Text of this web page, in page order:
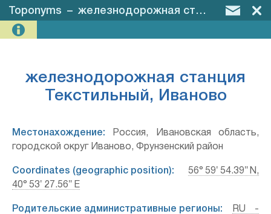
Toponyms – железнодорожная станция Текстильный, Иваново
железнодорожная станция
Текстильный, Иваново
Местонахождение: Россия, Ивановская область,
городской округ Иваново, Фрунзенский район
Coordinates (geographic position):
56° 59′ 54.39″ N,
40° 53′ 27.56″ E
Родительские административные регионы:
RU -